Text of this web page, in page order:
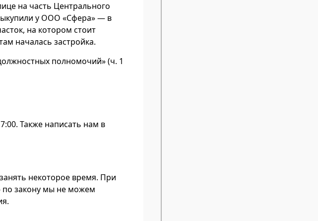
на часть Центрального
у ООО «Сфера» — в
на котором стоит
началась застройка.
полномочий» (ч. 1
Также написать нам в
некоторое время. При
по закону мы не можем